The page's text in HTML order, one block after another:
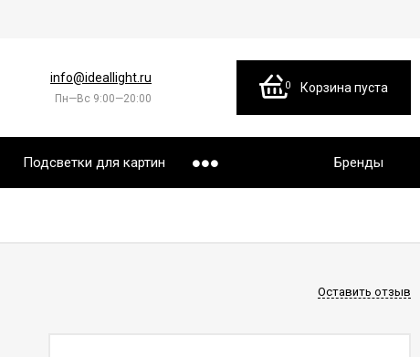
info@ideallight.ru
Пн—Вс 9:00—20:00
0 Корзина пуста
Бренды
Подсветки для картин
Оставить отзыв